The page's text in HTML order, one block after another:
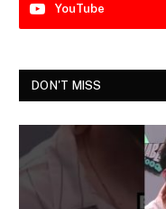
YouTube
DON'T MISS